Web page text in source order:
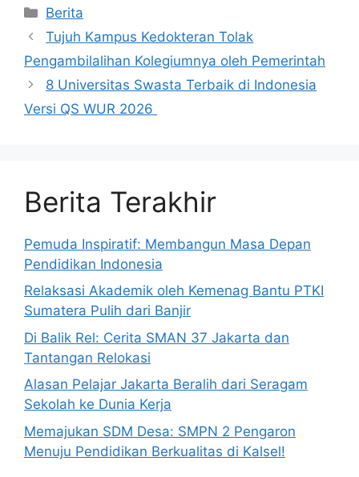
Kategori
Berita
Tujuh Kampus Kedokteran Tolak
Pengambilalihan Kolegiumnya oleh Pemerintah
8 Universitas Swasta Terbaik di Indonesia
Versi QS WUR 2026
Berita Terakhir
Pemuda Inspiratif: Membangun Masa Depan
Pendidikan Indonesia
Relaksasi Akademik oleh Kemenag Bantu PTKI
Sumatera Pulih dari Banjir
Di Balik Rel: Cerita SMAN 37 Jakarta dan
Tantangan Relokasi
Alasan Pelajar Jakarta Beralih dari Seragam
Sekolah ke Dunia Kerja
Memajukan SDM Desa: SMPN 2 Pengaron
Menuju Pendidikan Berkualitas di Kalsel!